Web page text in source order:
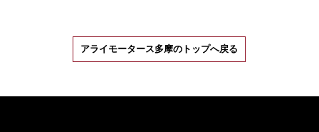
アライモータース多摩のトップへ戻る